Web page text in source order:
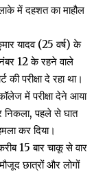
में दहशत का माहौल
यादव (25 वर्ष) के
नंबर 12 के रहने वाले
परीक्षा दे रहा था।
में परीक्षा देने आया
निकला, पहले से घात
कर दिया।
15 बार चाकू से वार
छात्रों और लोगों